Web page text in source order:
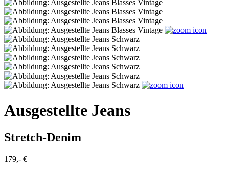
Ausgestellte Jeans
Stretch-Denim
179,- €